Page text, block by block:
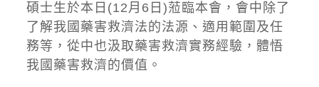
碩士生於本日(12月6日)蒞臨本會，會中除了
了解我國藥害救濟法的法源、適用範圍及任
務等，從中也汲取藥害救濟實務經驗，體悟
我國藥害救濟的價值。